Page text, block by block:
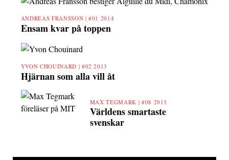
ANDREAS FRANSSON |#01 2014
Ensam kvar på toppen
YVON CHOUINARD | #02 2013
Hjärnan som alla vill åt
MAX TEGMARK | #08 2013
Världens smartaste
svenskar